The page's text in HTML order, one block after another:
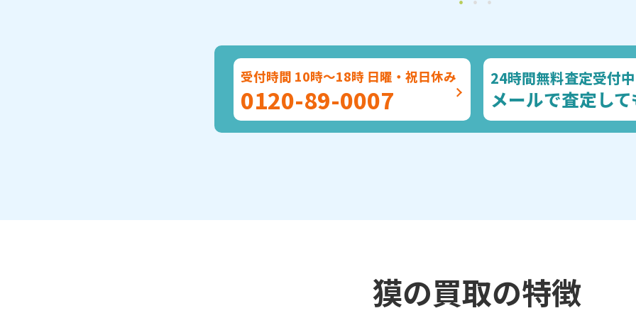
受付時間 10時～18時 日曜・祝日休み
0120-89-0007
24時間無料査定受付中
メールで査定し
獏の買取の特徴